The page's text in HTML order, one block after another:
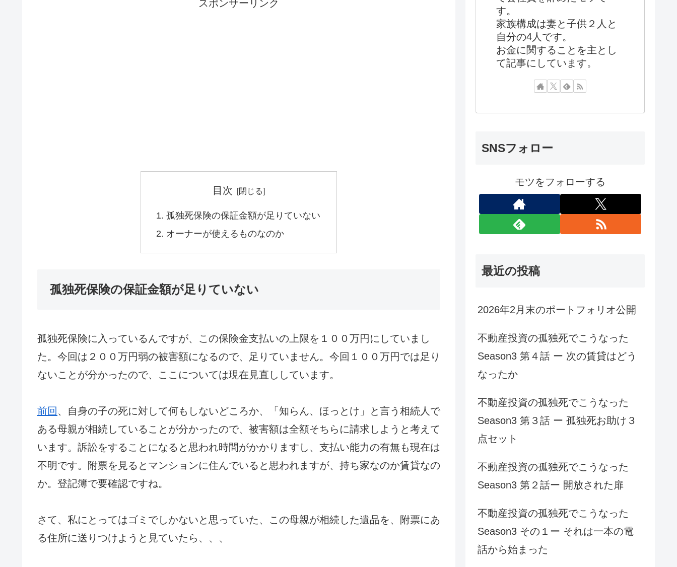
スポンサーリンク
目次
孤独死保険の保証金額が足りていない
オーナーが使えるものなのか
孤独死保険の保証金額が足りていない
孤独死保険に入っているんですが、この保険金支払いの上限を１００万円にしていまし
た。今回は２００万円弱の被害額になるので、足りていません。今回１００万円では足り
ないことが分かったので、ここについては現在見直ししています。
前回 、自身の子の死に対して何もしないどころか、「知らん、ほっとけ」と言う相続人で
ある母親が相続していることが分かったので、被害額は全額そちらに請求しようと考えて
います。訴訟をすることになると思われ時間がかかりますし、支払い能力の有無も現在は
不明です。附票を見るとマンションに住んでいると思われますが、持ち家なのか賃貸なの
か。登記簿で要確認ですね。
さて、私にとってはゴミでしかないと思っていた、この母親が相続した遺品を、附票にあ
る住所に送りつけようと見ていたら、、、
す。
家族構成は妻と子供２人と
自分の4人です。
お金に関することを主とし
て記事にしています。
SNSフォロー
モツをフォローする
最近の投稿
2026年2月末のポートフォリオ公開
不動産投資の孤独死でこうなった
Season3 第４話 ー 次の賃貸はどう
なったか
不動産投資の孤独死でこうなった
Season3 第３話 ー 孤独死お助け３
点セット
不動産投資の孤独死でこうなった
Season3 第２話ー 開放された扉
不動産投資の孤独死でこうなった
Season3 その１ー それは一本の電
話から始まった